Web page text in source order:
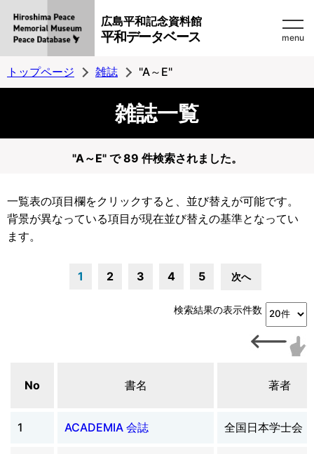
広島平和記念資料館
平和データベース menu
トップページ 雑誌 "A～E"
雑誌一覧
"A～E" で 89 件検索されました。
一覧表の項目欄をクリックすると、並び替えが可能です。
背景が異なっている項目が現在並び替えの基準となってい
ます。
1 2 3 4 5 次へ
検索結果の表示件数
No 書名 著者
1 ACADEMIA 会誌 全国日本学士会